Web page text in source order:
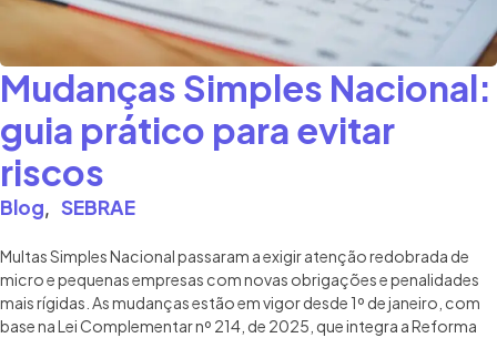
Mudanças Simples Nacional:
guia prático para evitar
riscos
Blog, SEBRAE
Multas Simples Nacional passaram a exigir atenção redobrada de
micro e pequenas empresas com novas obrigações e penalidades
mais rígidas. As mudanças estão em vigor desde 1º de janeiro, com
base na Lei Complementar nº 214, de 2025, que integra a Reforma